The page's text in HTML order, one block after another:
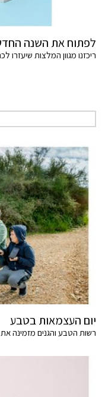
לפתוח את השנה
ריכזנו מגוון המלצות
יום העצמאות בטבע
רשות הטבע והגנים מזמינה